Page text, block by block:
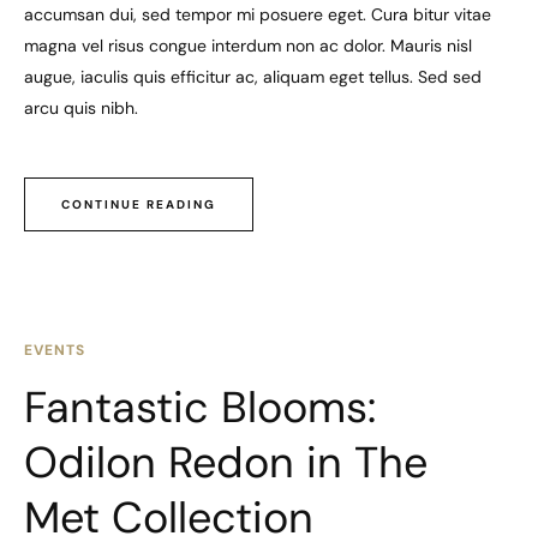
accumsan dui, sed tempor mi posuere eget. Cura bitur vitae
magna vel risus congue interdum non ac dolor. Mauris nisl
augue, iaculis quis efficitur ac, aliquam eget tellus. Sed sed
arcu quis nibh.
CONTINUE READING
EVENTS
Fantastic Blooms:
Odilon Redon in The
Met Collection